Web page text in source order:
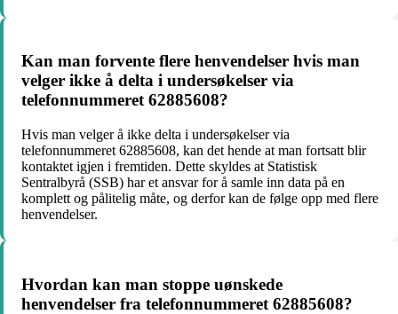
Kan man forvente flere henvendelser hvis man
velger ikke å delta i undersøkelser via
telefonnummeret 62885608?
Hvis man velger å ikke delta i undersøkelser via
telefonnummeret 62885608, kan det hende at man fortsatt blir
kontaktet igjen i fremtiden. Dette skyldes at Statistisk
Sentralbyrå (SSB) har et ansvar for å samle inn data på en
komplett og pålitelig måte, og derfor kan de følge opp med flere
henvendelser.
Hvordan kan man stoppe uønskede
henvendelser fra telefonnummeret 62885608?